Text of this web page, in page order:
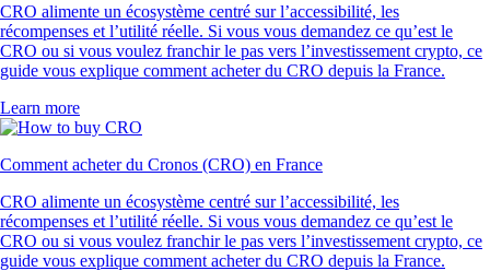
CRO alimente un écosystème centré sur l’accessibilité, les
récompenses et l’utilité réelle. Si vous vous demandez ce qu’est le
CRO ou si vous voulez franchir le pas vers l’investissement crypto, ce
guide vous explique comment acheter du CRO depuis la France.
Learn more
Comment acheter du Cronos (CRO) en France
CRO alimente un écosystème centré sur l’accessibilité, les
récompenses et l’utilité réelle. Si vous vous demandez ce qu’est le
CRO ou si vous voulez franchir le pas vers l’investissement crypto, ce
guide vous explique comment acheter du CRO depuis la France.